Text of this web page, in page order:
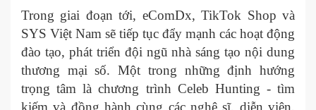
Trong giai đoạn tới, eComDx, TikTok Shop và
SYS Việt Nam sẽ tiếp tục đẩy mạnh các hoạt động
đào tạo, phát triển đội ngũ nhà sáng tạo nội dung
thương mại số. Một trong những định hướng
trọng tâm là chương trình Celeb Hunting - tìm
kiếm và đồng hành cùng các nghệ sĩ, diễn viên,